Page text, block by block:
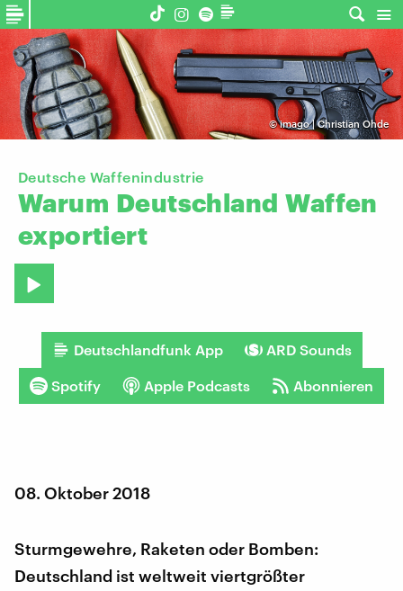
©imago | Christian Ohde
Deutsche Waffenindustrie
Warum Deutschland Waffen
exportiert
Deutschlandfunk App ARD Sounds
Spotify Apple Podcasts Abonnieren
08. Oktober 2018
Sturmgewehre, Raketen oder Bomben:
Deutschland ist weltweit viertgrößter